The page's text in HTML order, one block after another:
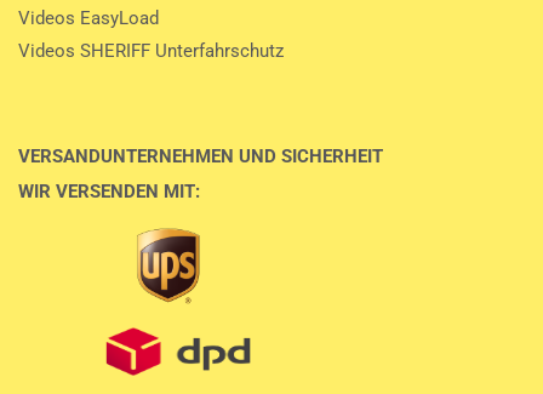
Videos EasyLoad
Videos SHERIFF Unterfahrschutz
VERSANDUNTERNEHMEN UND SICHERHEIT
WIR VERSENDEN MIT: